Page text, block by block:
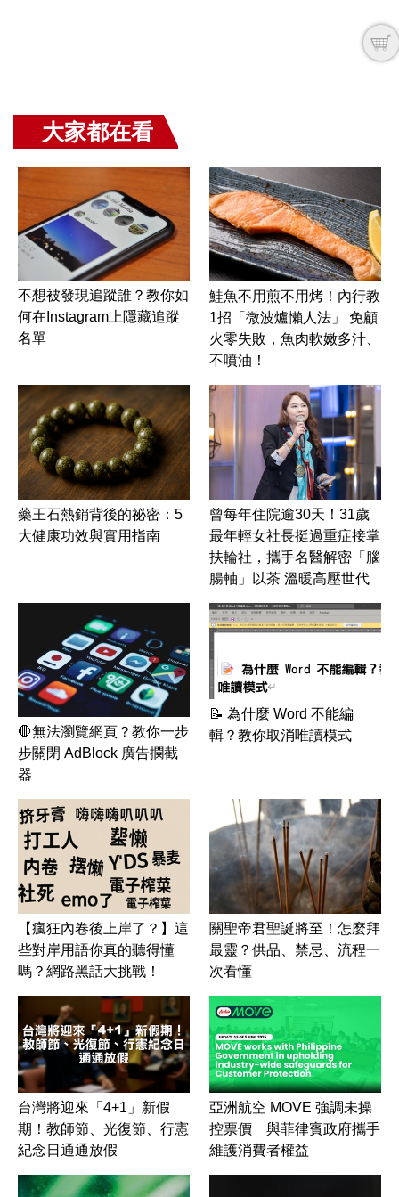
大家都在看
不想被發現追蹤誰？教你如
何在Instagram上隱藏追蹤
名單
鮭魚不用煎不用烤！內行教
1招「微波爐懶人法」 免顧
火零失敗，魚肉軟嫩多汁、
不噴油！
藥王石熱銷背後的祕密：5
大健康功效與實用指南
曾每年住院逾30天！31歲
最年輕女社長挺過重症接掌
扶輪社，攜手名醫解密「腦
腸軸」以茶 溫暖高壓世代
🛑無法瀏覽網頁？教你一步
步關閉 AdBlock 廣告攔截
器
📝 為什麼 Word 不能編
輯？教你取消唯讀模式
【瘋狂內卷後上岸了？】這
些對岸用語你真的聽得懂
嗎？網路黑話大挑戰！
關聖帝君聖誕將至！怎麼拜
最靈？供品、禁忌、流程一
次看懂
台灣將迎來「4+1」新假
期！教師節、光復節、行憲
紀念日通通放假
亞洲航空 MOVE 強調未操
控票價 與菲律賓政府攜手
維護消費者權益